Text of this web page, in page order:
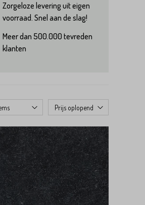
Zorgeloze levering uit eigen
voorraad. Snel aan de slag!
Meer dan 500.000 tevreden
klanten